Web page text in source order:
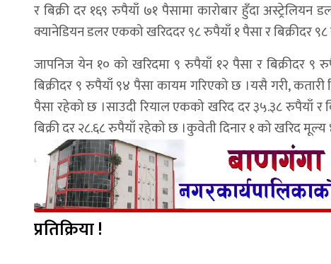
र बिक्री दर १६९ रुपैयाँ ७१ पैसामा कारोबार हुँदा
क्यानेडियन डलर एकको खरिददर ९८ रुपैयाँ १ पैसा र बिक्रीदर
जापनिज येन १० को खरिदमा ९ रुपैयाँ १२ पैसा र बिक्रीदर ९
बिक्रीदर ९ रुपैयाँ ९४ पैसा कायम गरिएको छ ।यसै गरी,
पैसा रहेको छ ।साउदी रियाल एकको खरिद दर ३५.३८ रुपैयाँ
बिक्री दर २८.६८ रुपैयाँ रहेको छ ।कुवेती दिनार १ को खरिद
प्रतिक्रिया !